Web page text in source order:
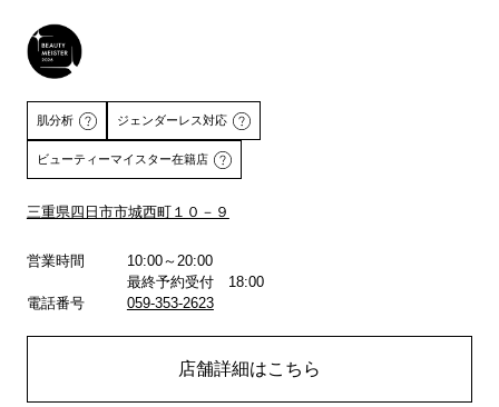
肌分析 ジェンダーレス対応
ビューティーマイスター在籍店
三重県四日市市城西町１０－９
営業時間
10:00～20:00
最終予約受付 18:00
電話番号
059-353-2623
店舗詳細はこちら